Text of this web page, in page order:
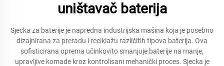
uništavač baterija
Sjecka za baterije je napredna industrijska mašina koja je posebno
dizajnirana za preradu i reciklažu različitih tipova baterija. Ova
sofisticirana oprema učinkovito smanjuje baterije na manje,
upravljive komade kroz kontrolisani mehanički proces. Sjecka je